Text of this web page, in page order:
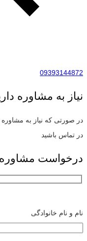
09393144872
نیاز به مشاوره
در صورتی که نیاز به مشاوره
در تماس باشید
درخواست مشاوره
نام و نام خانوادگی